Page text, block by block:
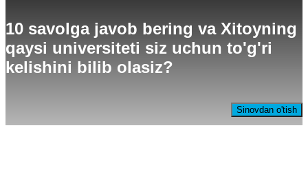
10 savolga javob bering va Xitoyning
qaysi universiteti siz uchun to'g'ri
kelishini bilib olasiz?
Sinovdan o'tish